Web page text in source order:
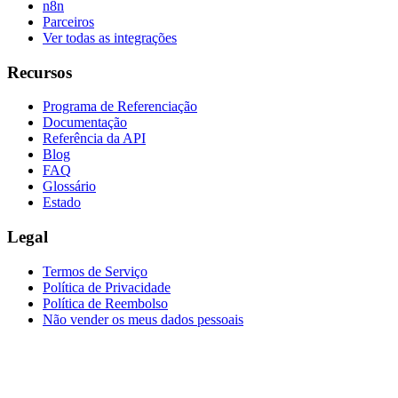
n8n
Parceiros
Ver todas as integrações
Recursos
Programa de Referenciação
Documentação
Referência da API
Blog
FAQ
Glossário
Estado
Legal
Termos de Serviço
Política de Privacidade
Política de Reembolso
Não vender os meus dados pessoais